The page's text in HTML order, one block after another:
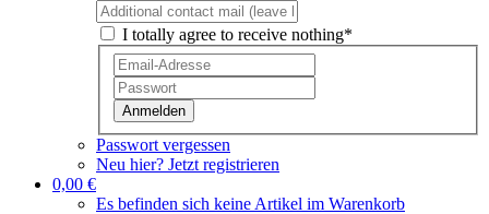
I totally agree to receive nothing*
Anmelden
Passwort vergessen
Neu hier? Jetzt registrieren
0,00 €
Es befinden sich keine Artikel im Warenkorb